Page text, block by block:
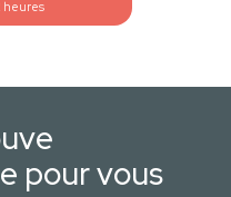
heures
pour vous